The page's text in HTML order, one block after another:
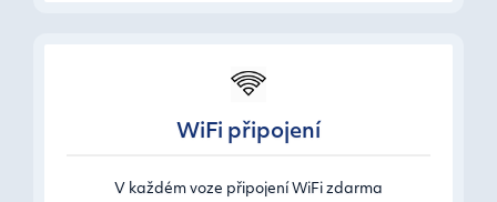
WiFi připojení
V každém voze připojení WiFi zdarma